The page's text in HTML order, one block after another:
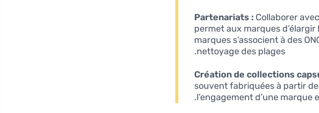
Partenariats : Collaborer
permet aux marques
marques s’associent à des
nettoyage des plages.
Création de collections
souvent fabriquées à partir
l’engagement d’une marque